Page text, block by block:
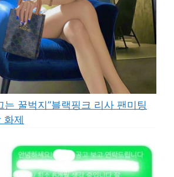
는 꿀벅지”블랙핑크 리사 팬미팅
화제